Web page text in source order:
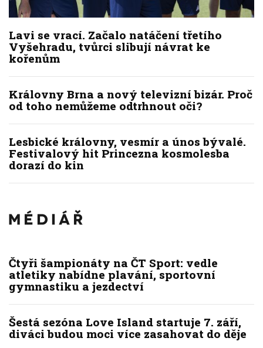
Lavi se vrací. Začalo natáčení třetího
Vyšehradu, tvůrci slibují návrat ke
kořenům
Královny Brna a nový televizní bizár. Proč
od toho nemůžeme odtrhnout oči?
Lesbické královny, vesmír a únos bývalé.
Festivalový hit Princezna kosmolesba
dorazí do kin
Čtyři šampionáty na ČT Sport: vedle
atletiky nabídne plavání, sportovní
gymnastiku a jezdectví
Šestá sezóna Love Island startuje 7. září,
diváci budou moci více zasahovat do děje